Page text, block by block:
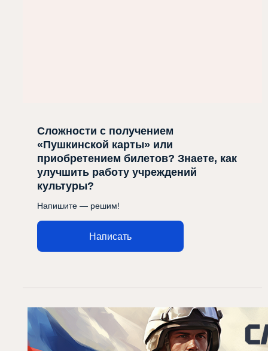
Сложности с получением
«Пушкинской карты» или
приобретением билетов? Знаете, как
улучшить работу учреждений
культуры?
Напишите — решим!
Написать